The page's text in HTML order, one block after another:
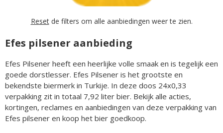
Resetde filters om alle aanbiedingen weer te zien.
Efes pilsener aanbieding
Efes Pilsener heeft een heerlijke volle smaak en is tegelijk een
goede dorstlesser. Efes Pilsener is het grootste en
bekendste biermerk in Turkije. In deze doos 24x0,33
verpakking zit in totaal 7,92 liter bier. Bekijk alle acties,
kortingen, reclames en aanbiedingen van deze verpakking van
Efes pilsener en koop het bier goedkoop.